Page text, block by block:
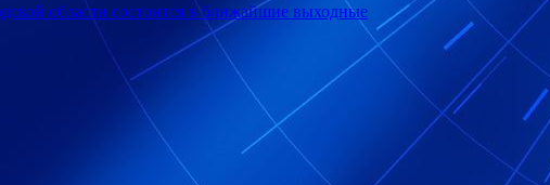
области состоится в ближайшие выходные